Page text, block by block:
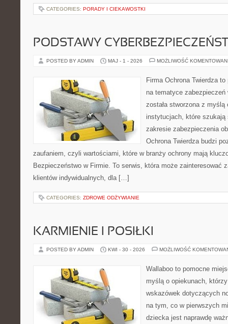
CATEGORIES: PORADY I CIEKAWOSTKI
PODSTAWY
POSTED BY ADMIN MAJ - 1 - 2026 MOŻLIWOŚĆ
Firma Ochrona Twierdza
na tematyce
została stworzona z
instytucjach, które szukają
zakresie zabezpieczenia
Ochrona Twierdza budzi
zaufaniem, czyli wartościami, które w branży ochrony mają
Bezpieczeństwo w Firmie. To serwis, która może zainteresować
klientów indywidualnych, dla […]
CATEGORIES: ZDROWE ODŻYWIANIE
KARMIENIE I POSIŁKI
POSTED BY ADMIN KWI - 30 - 2026 MOŻLIWOŚĆ
Wallaboo to pomocne
myślą o opiekunach,
wskazówek dotyczących
na tym, co w pierwszych
dziecka jest naprawdę